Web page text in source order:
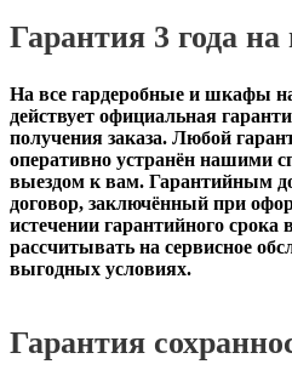
Гарантия 3 года на
На все гардеробные и шкафы
действует официальная
получения заказа. Любой
оперативно устранён нашими
выездом к вам. Гарантийным
договор, заключённый при
истечении гарантийного
рассчитывать на сервисное
выгодных условиях.
Гарантия